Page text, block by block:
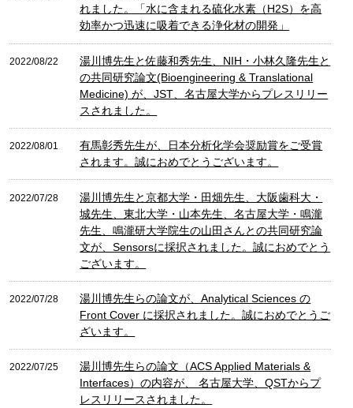
れました。「水に含まれる硫化水素（H2S）を高
効率かつ迅速に吸着できる浄化材の開発」
2022/08/22
湯川博先生と佐藤和秀先生、NIH・小林久隆先生と
の共同研究論文(Bioengineering & Translational
Medicine) が、JST、名古屋大学からプレスリリー
スされました。
2022/08/01
有馬彰秀先生が、日本分析化学会奨励賞をご受賞
されます。誠におめでとうございます。
2022/07/28
湯川博先生と京都大学・田畑先生、大阪歯科大・
城先生、東北大学・山本先生、名古屋大学・鳴瀧
先生、鳴瀧研大学院生の山田さんとの共同研究論
文が、Sensorsに採択されました。誠におめでとう
ございます。
2022/07/28
湯川博先生らの論文が、Analytical Sciences の
Front Cover に採択されました。誠におめでとうご
ざいます。
2022/07/25
湯川博先生らの論文（ACS Applied Materials &
Interfaces）の内容が、 名古屋大学、QSTからプ
レスリリースされました。